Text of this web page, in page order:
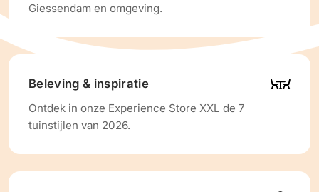
Giessendam en omgeving.
Beleving & inspiratie
Ontdek in onze Experience Store XXL de 7
tuinstijlen van 2026.